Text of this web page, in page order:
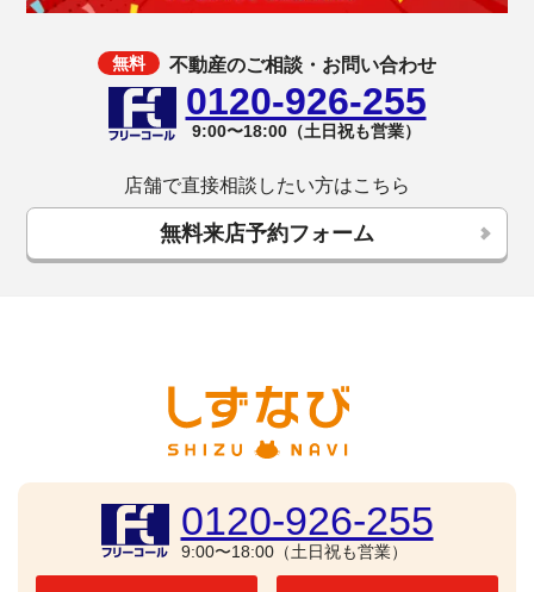
不動産のご相談・お問い合わせ
0120-926-255
9:00〜18:00（土日祝も営業）
店舗で直接相談したい方はこちら
無料来店予約フォーム
0120-926-255
9:00〜18:00（土日祝も営業）